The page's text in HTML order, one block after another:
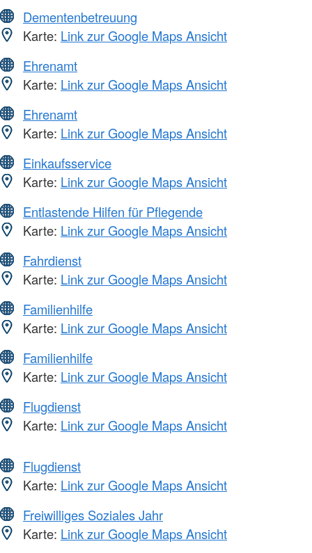
Dementenbetreuung
Karte: Link zur Google Maps Ansicht
Ehrenamt
Karte: Link zur Google Maps Ansicht
Ehrenamt
Karte: Link zur Google Maps Ansicht
Einkaufsservice
Karte: Link zur Google Maps Ansicht
Entlastende Hilfen für Pflegende
Karte: Link zur Google Maps Ansicht
Fahrdienst
Karte: Link zur Google Maps Ansicht
Familienhilfe
Karte: Link zur Google Maps Ansicht
Familienhilfe
Karte: Link zur Google Maps Ansicht
Flugdienst
Karte: Link zur Google Maps Ansicht
Flugdienst
Karte: Link zur Google Maps Ansicht
Freiwilliges Soziales Jahr
Karte: Link zur Google Maps Ansicht